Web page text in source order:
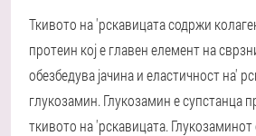
Ткивото на 'рскавицата содржи
протеин кој е главен елемент на
обезбедува јачина и еластичност на'
глукозамин. Глукозамин е супстанца
ткивото на 'рскавицата.